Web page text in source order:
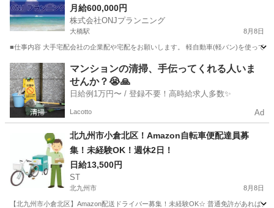
岡市南区急募！福岡市、福岡市近郊全域で募集｜
軽貨物ドライバースタッフ募集 《月収40万〜70万
可能》
月給600,000円
株式会社ONJプランニング
大橋駅 8月8日
■仕事内容 大手宅配会社の企業配や宅配をお願いします。 軽自動車(軽バン)を使って
福岡 福岡市 大橋駅 配送 スタッフ
マンションの清掃、手伝ってくれる人いま
せんか？😭🙏
日給例1万円〜 / 登録不要！高時給求人多数✨
Lacotto Ad
北九州市小倉北区！Amazon自転車便配達員募
集！未経験OK！週休2日！
日給13,500円
ST
北九州市 8月8日
【北九州市小倉北区】Amazon配送ドライバー募集！未経験OK☆ 普通免許があれば